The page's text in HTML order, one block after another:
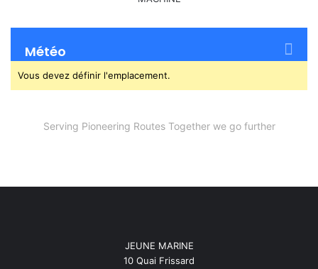
Météo
Vous devez définir l'emplacement.
Serving Pioneering Routes Together we go further
JEUNE MARINE
10 Quai Frissard